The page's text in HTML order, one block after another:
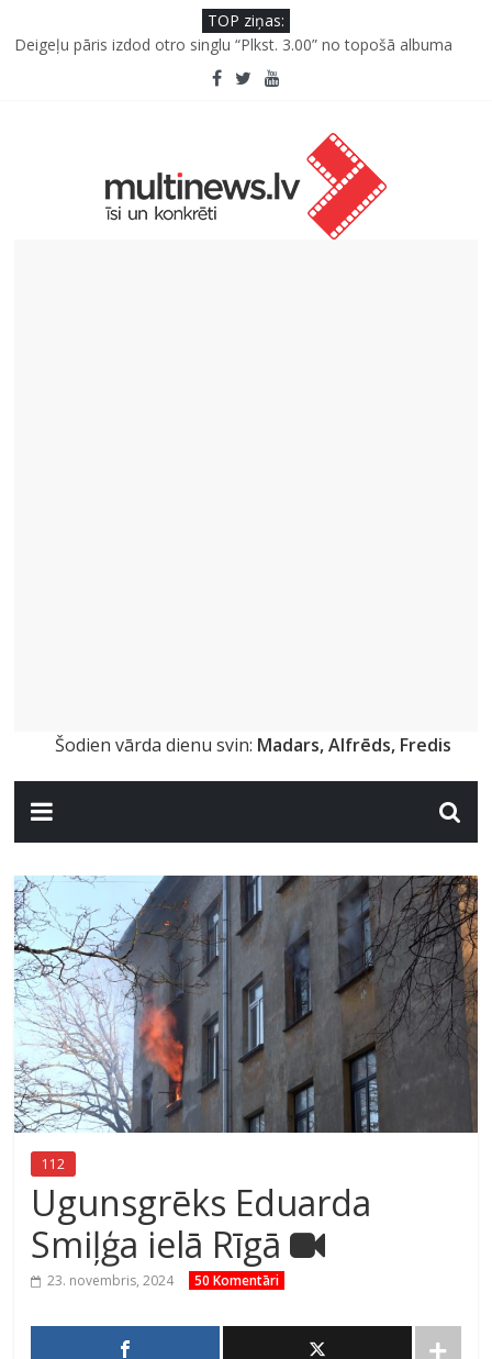
TOP ziņas:
“Virši” neto peļņa pirmajā pusgadā sasniedz 4,2 miljonus eiro
Deigeļu pāris izdod otro singlu “Plkst. 3.00” no topošā albuma
Ko kaķa deguns var un nevar pastāstīt par viņa veselību?
Šodien vārda dienu svin: Madars, Alfrēds, Fredis
112
Ugunsgrēks Eduarda
Smiļģa ielā Rīgā
23. novembris, 2024 50 Komentāri